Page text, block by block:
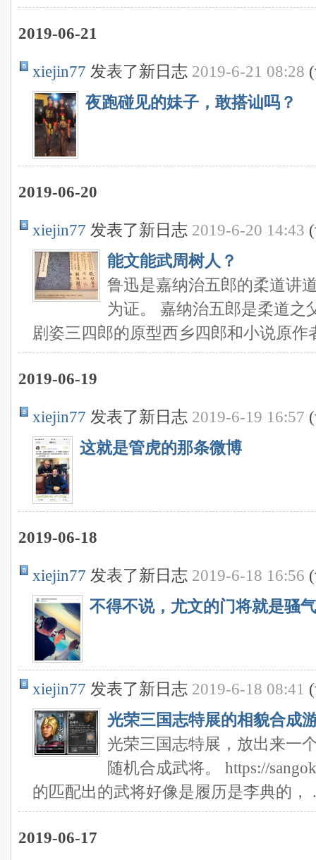
2019-06-21
xiejin77 发表了新日志 2019-6-21 08:28 (
夜跑碰见的妹子，敢搭讪吗？
2019-06-20
xiejin77 发表了新日志 2019-6-20 14:43 (
能文能武周树人？
鲁迅是嘉纳治五郎的柔道讲
为证。 嘉纳治五郎是柔道之
剧姿三四郎的原型西乡四郎和小说原作
2019-06-19
xiejin77 发表了新日志 2019-6-19 16:57 (
这就是管虎的那条微博
2019-06-18
xiejin77 发表了新日志 2019-6-18 16:56 (
不得不说，尤文的门将就是骚
xiejin77 发表了新日志 2019-6-18 08:41 (
光荣三国志特展的相貌合成
光荣三国志特展，放出来一
随机合成武将。 https://
的匹配出的武将好像是履历是李典的，
2019-06-17